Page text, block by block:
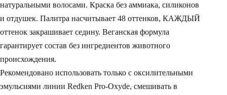
натуральными волосами. Краска без аммиака, силиконов
и отдушек. Палитра насчитывает 48 оттенков, КАЖДЫЙ
оттенок закрашивает седину. Веганская формула
гарантирует состав без ингредиентов животного
происхождения.
Рекомендовано использовать только с оксилительными
эмульсиями линии Redken Pro-Oxyde, смешивать в